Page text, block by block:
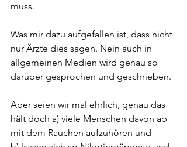
muss.
Was mir dazu aufgefallen ist, dass nicht
nur Ärzte dies sagen. Nein auch in
allgemeinen Medien wird genau so
darüber gesprochen und geschrieben.
Aber seien wir mal ehrlich, genau das
hält doch a) viele Menschen davon ab
mit dem Rauchen aufzuhören und